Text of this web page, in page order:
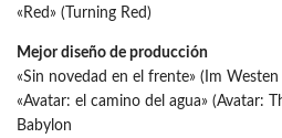
«Red» (Turning Red)
Mejor diseño de producción
«Sin novedad en el frente» (Im
«Avatar: el camino del agua» (Avatar:
Babylon